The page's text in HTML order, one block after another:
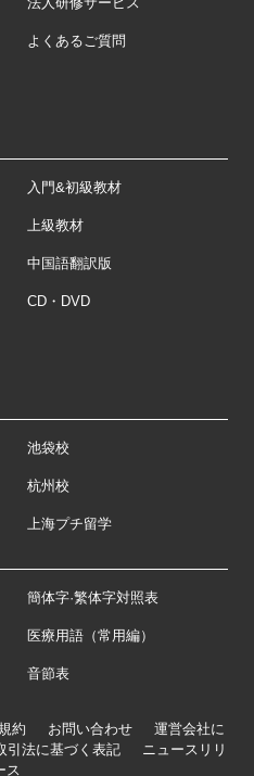
よくあるご質問
入門&初級教材
上級教材
中国語翻訳版
CD・DVD
池袋校
杭州校
上海プチ留学
簡体字·繁体字対照表
医療用語（常用編）
音節表
約 お問い合わせ
運営会社に
引法に基づく表記
ニュースリリ
ス